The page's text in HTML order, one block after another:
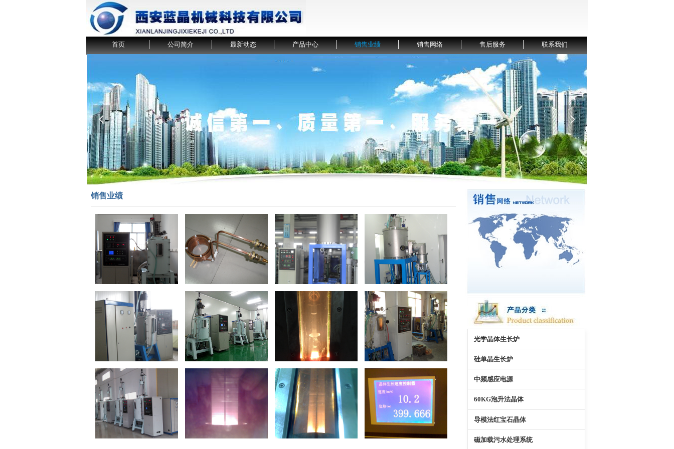
首页 公司简介 最新动态 产品中心 销售业绩 销售网络 售后服务 联系我们
넳 넲
销售业绩
光学晶体生长炉
硅单晶生长炉
中频感应电源
60KG泡升法晶体
导模法红宝石晶体
磁加载污水处理系统